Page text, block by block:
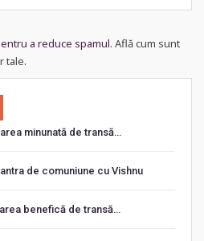
a reduce spamul. Află cum sunt
tale.
minunată de transă…
de comuniune cu Vishnu
benefică de transă…